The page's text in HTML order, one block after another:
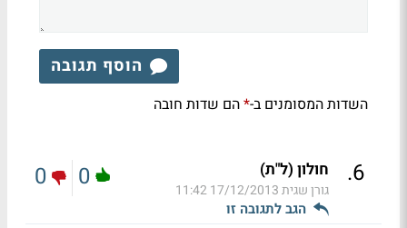
הוסף תגובה
השדות המסומנים ב-*הם שדות חובה
6
. חולון (ל"ת)
גורן שגית17/12/2013 11:42
הגב לתגובה זו
0
0